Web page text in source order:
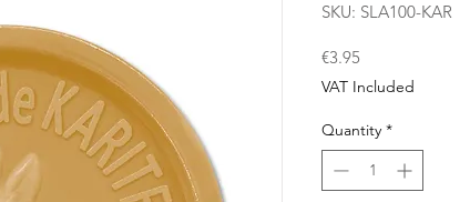
SKU: SLA100-KAR
€3.95
VAT Included
Quantity *